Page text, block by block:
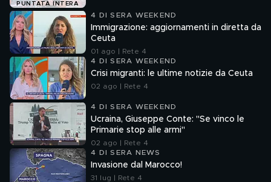
PUNTATA INTERA
4 DI SERA WEEKEND
Immigrazione: aggiornamenti in diretta da
Ceuta
01 ago | Rete 4
4 DI SERA WEEKEND
Crisi migranti: le ultime notizie da Ceuta
02 ago | Rete 4
4 DI SERA WEEKEND
Ucraina, Giuseppe Conte: "Se vinco le
Primarie stop alle armi"
02 ago | Rete 4
4 DI SERA NEWS
Invasione dal Marocco!
31 lug | Rete 4